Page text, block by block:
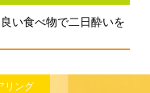
い食べ物で二日酔いを
･豆知識